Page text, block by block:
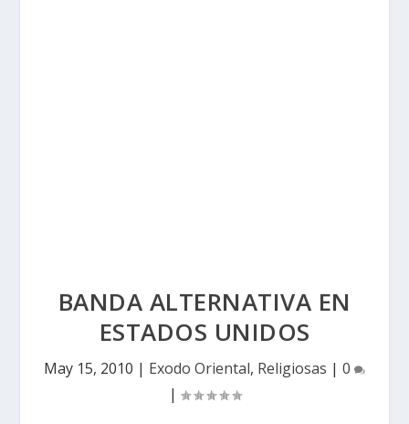
BANDA ALTERNATIVA EN
ESTADOS UNIDOS
May 15, 2010 | Exodo Oriental, Religiosas | 0
|